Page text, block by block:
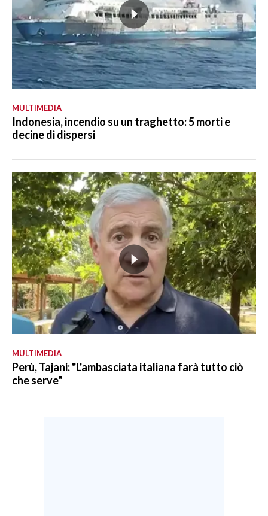
MULTIMEDIA
Indonesia, incendio su un traghetto: 5 morti e
decine di dispersi
MULTIMEDIA
Perù, Tajani: "L'ambasciata italiana farà tutto ciò
che serve"